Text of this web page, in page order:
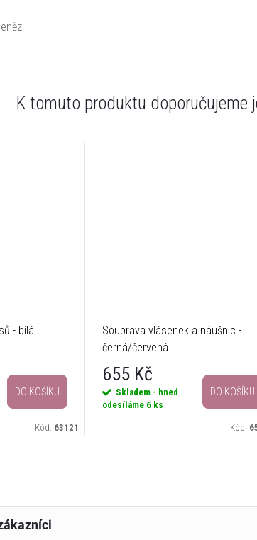
K tomuto produktu doporučujeme
- bílá
DO KOŠÍKU
Kód: 63121
Souprava vlásenek a náušnic -
černá/červená
655 Kč
Skladem - hned
odesíláme 6 ks
DO KOŠÍKU
Kód: